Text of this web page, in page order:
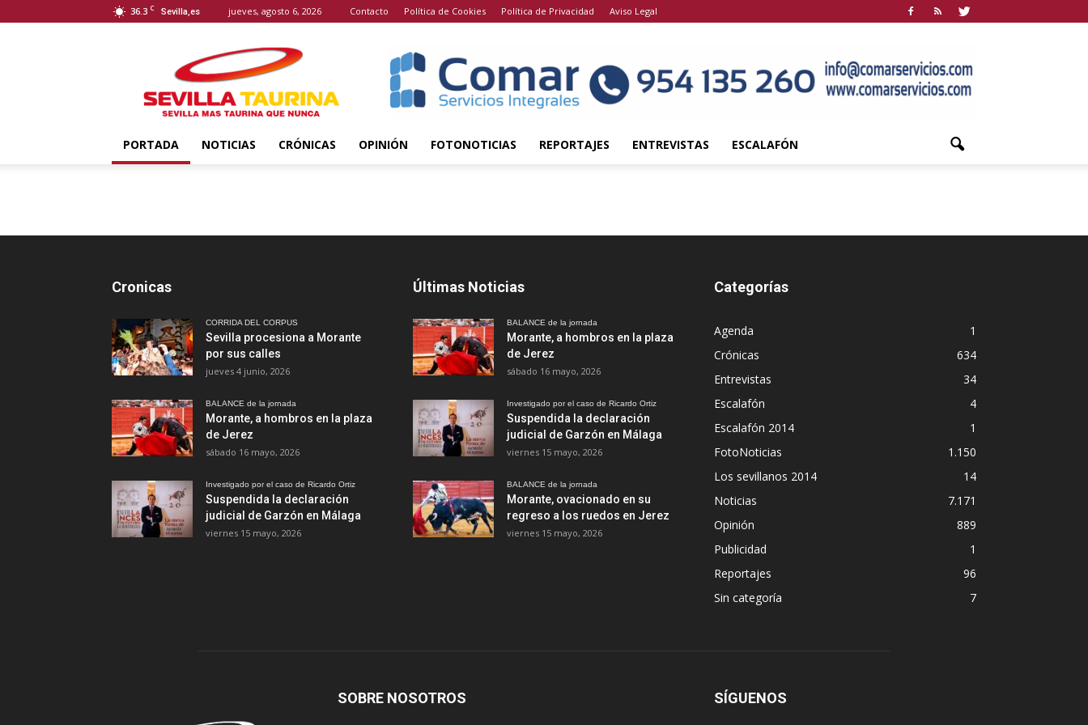
36.3 C Sevilla,es jueves, agosto 6, 2026 Contacto Política de Cookies Política de Privacidad Aviso Legal
Taurina
PORTADA NOTICIAS CRÓNICAS OPINIÓN FOTONOTICIAS REPORTAJES ENTREVISTAS ESCALAFÓN
Cronicas
CORRIDA DEL CORPUS
Sevilla procesiona a Morante
por sus calles
jueves 4 junio, 2026
BALANCE de la jornada
Morante, a hombros en la plaza
de Jerez
sábado 16 mayo, 2026
Investigado por el caso de Ricardo Ortiz
Suspendida la declaración
judicial de Garzón en Málaga
viernes 15 mayo, 2026
Últimas Noticias
BALANCE de la jornada
Morante, a hombros en la plaza
de Jerez
sábado 16 mayo, 2026
Investigado por el caso de Ricardo Ortiz
Suspendida la declaración
judicial de Garzón en Málaga
viernes 15 mayo, 2026
BALANCE de la jornada
Morante, ovacionado en su
regreso a los ruedos en Jerez
viernes 15 mayo, 2026
Categorías
Agenda
1
Crónicas
634
Entrevistas
34
Escalafón
4
Escalafón 2014
1
FotoNoticias
1.150
Los sevillanos 2014
14
Noticias
7.171
Opinión
889
Publicidad
1
Reportajes
96
Sin categoría
7
SOBRE NOSOTROS SÍGUENOS